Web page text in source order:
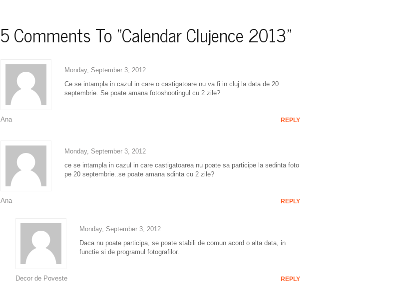
5 Comments To"Calendar Clujence 2013"
Monday, September 3, 2012
Ana
Ce se intampla in cazul in care o castigatoare nu va fi in cluj la data de 20
septembrie. Se poate amana fotoshootingul cu 2 zile?
REPLY
Monday, September 3, 2012
Ana
ce se intampla in cazul in care castigatoarea nu poate sa participe la sedinta foto
pe 20 septembrie..se poate amana sdinta cu 2 zile?
REPLY
Monday, September 3, 2012
Decor de Poveste
Daca nu poate participa, se poate stabili de comun acord o alta data, in
functie si de programul fotografilor.
REPLY